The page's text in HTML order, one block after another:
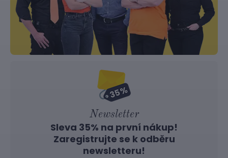
Newsletter
Sleva 35% na první nákup!
Zaregistrujte se k odběru
newsletteru!